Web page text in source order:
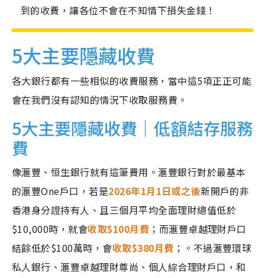
到的收費，讓各位不會在不知情下損失金錢！
5大主要隱藏收費
各大銀行都有一些相似的收費服務，當中這5項正正可能
會在我們沒有認知的情況下收取服務費。
5大主要隱藏收費｜低額結存服務
費
像滙豐、恒生銀行就有這筆費用。滙豐銀行對於最基本
的滙豐One戶口，若是2026年1月1日或之後新開戶的非
香港身分證持有人、且三個月平均全面理財總值低於
$10,000時，就會收取$100月費 ；而滙豐卓越理財戶口
結餘低於$100萬時，會收取$380月費 ；。不過滙豐環球
私人銀行、滙豐卓越理財尊尚、個人綜合理財戶口，和